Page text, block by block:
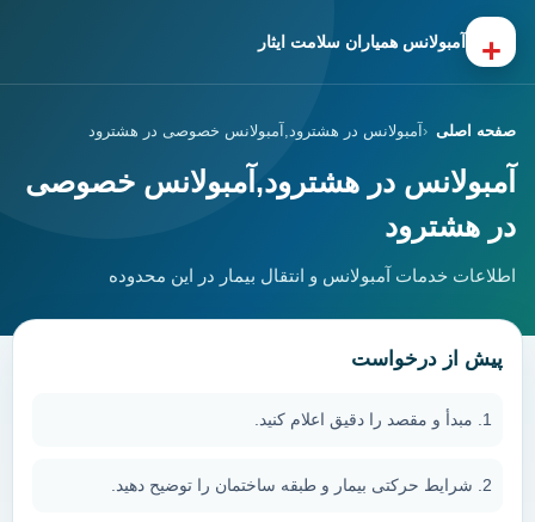
+ آمبولانس همیاران سلامت ایثار
صفحه اصلی آمبولانس در هشترود,آمبولانس خصوصی در هشترود
آمبولانس در هشترود,آمبولانس خصوصی
در هشترود
اطلاعات خدمات آمبولانس و انتقال بیمار در این محدوده
پیش از درخواست
مبدأ و مقصد را دقیق اعلام کنید.
شرایط حرکتی بیمار و طبقه ساختمان را توضیح دهید.